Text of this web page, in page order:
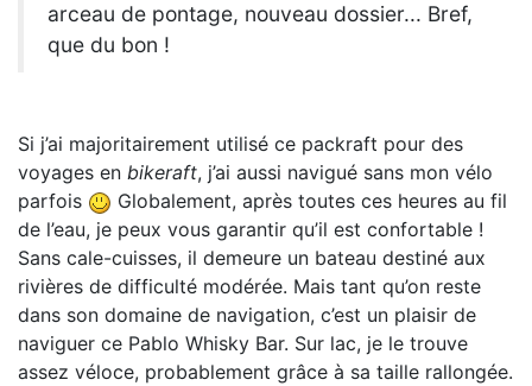
arceau de pontage, nouveau dossier... Bref,
que du bon !
Si j’ai majoritairement utilisé ce packraft pour des
voyages en bikeraft, j’ai aussi navigué sans mon vélo
parfois
Globalement, après toutes ces heures au fil
de l’eau, je peux vous garantir qu’il est confortable !
Sans cale-cuisses, il demeure un bateau destiné aux
rivières de difficulté modérée. Mais tant qu’on reste
dans son domaine de navigation, c’est un plaisir de
naviguer ce Pablo Whisky Bar. Sur lac, je le trouve
assez véloce, probablement grâce à sa taille rallongée.